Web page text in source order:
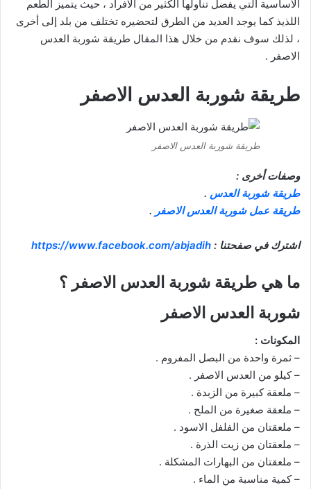
الاساسية التي يفضل تناولها الكثير من الافراد ، حيث يتميز الطعم
اللذيذ كما يوجد العديد من الطرق لتحضيره تختلف من بلد إلى أخرى
، لذلك سوف نقدم من خلال هذا المقال طريقة شوربة العدس
الاصفر .
طريقة شوربة العدس الاصفر
طريقة شوربة العدس الاصفر
وصفات أخرى :
طريقة شوربة العدس .
طريقة عمل شوربة العدس الاصفر .
اشترك في صفحتنا : https://www.facebook.com/abjadih
ما هي طريقة شوربة العدس الاصفر ؟
شوربة العدس الاصفر
المكونات :
– ثمرة واحدة من البصل المفروم .
– كيلو من العدس الاصفر .
– ملعقة كبيرة من الزبدة .
– ملعقة صغيرة من الملح .
– ملعقتان من الفلفل الاسود .
– ملعقتان من زيت الذرة .
– ملعقتان من البهارات المشكلة .
– كمية مناسبة من الماء .